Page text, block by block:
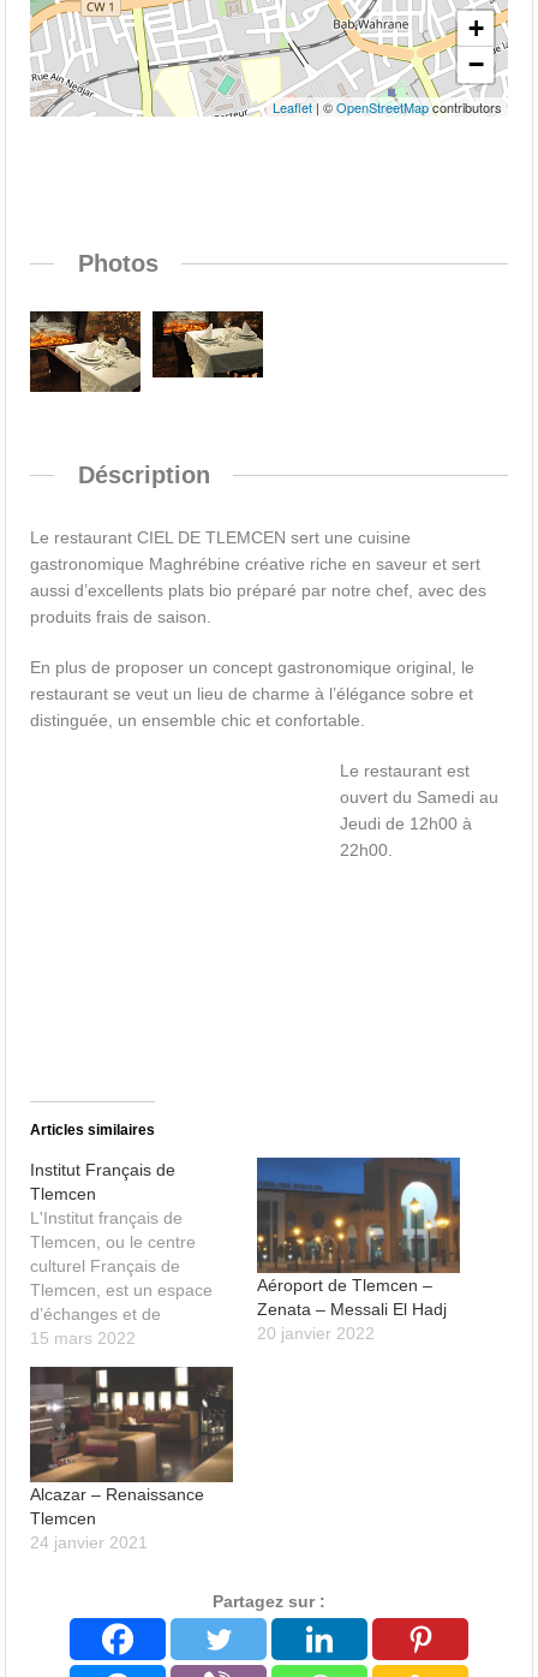
+
−
Leaflet| ©OpenStreetMapcontributors
Photos
Déscription
Le restaurant CIEL DE TLEMCEN sert une cuisine
gastronomique Maghrébine créative riche en saveur et sert
aussi d’excellents plats bio préparé par notre chef, avec des
produits frais de saison.
En plus de proposer un concept gastronomique original, le
restaurant se veut un lieu de charme à l’élégance sobre et
distinguée, un ensemble chic et confortable.
Le restaurant est
ouvert du Samedi au
Jeudi de 12h00 à
22h00.
Articles similaires
Institut Français de
Tlemcen
L'Institut français de
Tlemcen, ou le centre
culturel Français de
Tlemcen, est un espace
d’échanges et de
rencontres favorisant le
langues et des savoirs.
15 mars 2022
Aéroport de Tlemcen –
Zenata – Messali El Hadj
20 janvier 2022
Alcazar – Renaissance
Tlemcen
24 janvier 2021
Partagez sur :